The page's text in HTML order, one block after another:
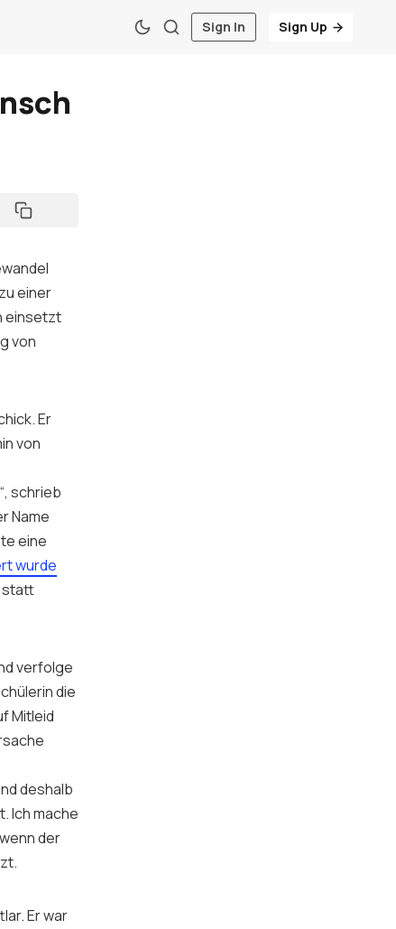
Sign In Sign Up
einer
einsetzt
von
Er
von
schrieb
Name
eine
wurde
statt
verfolge
die
Mitleid
deshalb
Ich mache
der
Er war